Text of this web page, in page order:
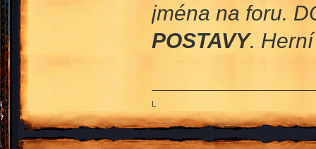
jména na foru.
POSTAVY.
L